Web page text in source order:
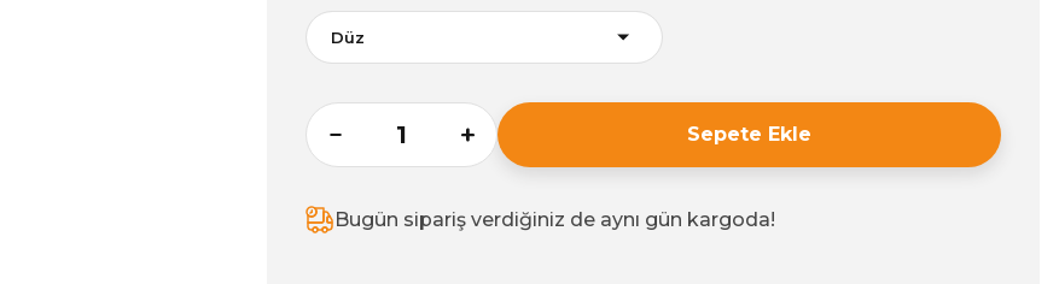
Sepete Ekle
Bugün sipariş verdiğiniz de aynı gün kargoda!